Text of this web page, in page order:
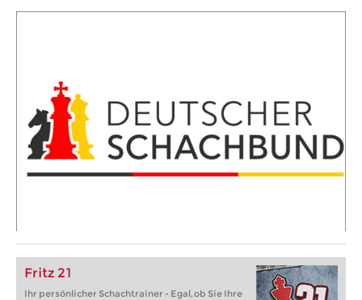
Fritz 21
Ihr persönlicher Schachtrainer - Egal, ob Sie Ihre